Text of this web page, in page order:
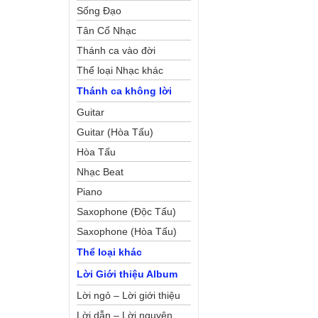
Sống Đạo
Tân Cổ Nhạc
Thánh ca vào đời
Thể loại Nhạc khác
Thánh ca không lời
Guitar
Guitar (Hòa Tấu)
Hòa Tấu
Nhạc Beat
Piano
Saxophone (Độc Tấu)
Saxophone (Hòa Tấu)
Thể loại khác
Lời Giới thiệu Album
Lời ngỏ – Lời giới thiệu
Lời dẫn – Lời nguyện